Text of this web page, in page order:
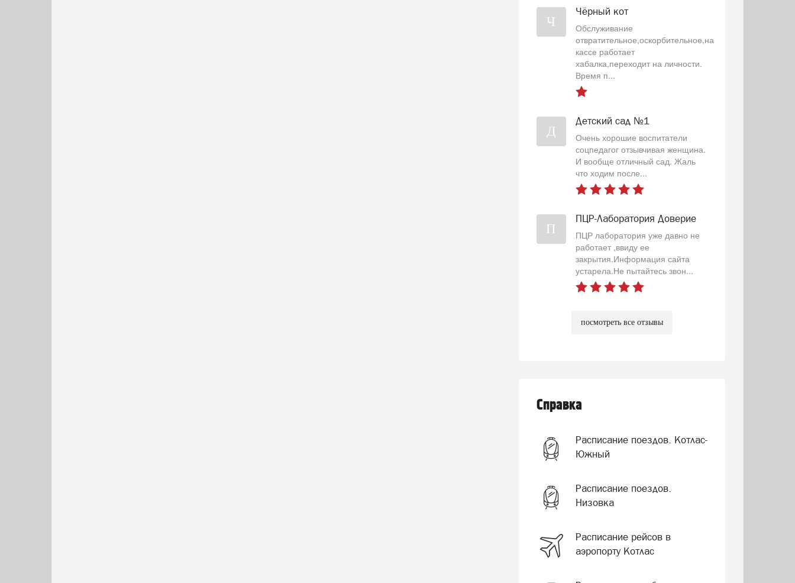
Ч
Чёрный кот
Обслуживание
отвратительное,оскорбительное,на
кассе работает
хабалка,переходит на личности.
Время п...
Д
Детский сад №1
Очень хорошие воспитатели
соцпедагог отзывчивая женщина.
И вообще отличный сад. Жаль
что ходим после...
П
ПЦР-Лаборатория Доверие
ПЦР лаборатория уже давно не
работает ,ввиду ее
закрытия.Информация сайта
устарела.Не пытайтесь звон...
посмотреть все отзывы
Справка
Расписание поездов. Котлас-
Южный
Расписание поездов.
Низовка
Расписание рейсов в
аэропорту Котлас